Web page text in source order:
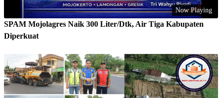
Now Playing
SPAM Mojolagres Naik 300 Liter/Dtk, Air Tiga Kabupaten
Diperkuat